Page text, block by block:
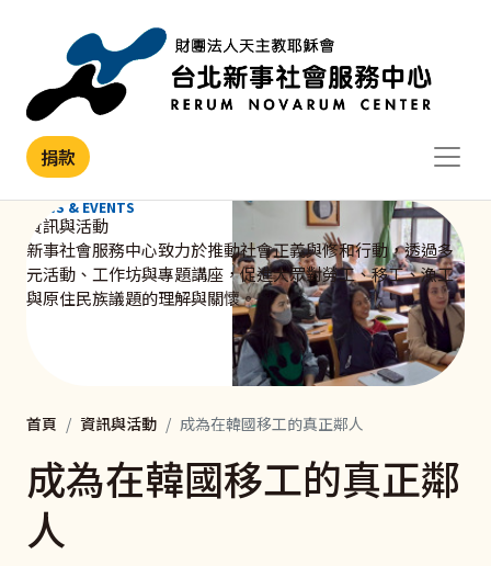
捐款
NEWS & EVENTS
資訊與活動
新事社會服務中心致力於推動社會正義與修和行動，透過多
元活動、工作坊與專題講座，促進大眾對勞工、移工、漁工
與原住民族議題的理解與關懷。
首頁 資訊與活動 成為在韓國移工的真正鄰人
成為在韓國移工的真正鄰
人